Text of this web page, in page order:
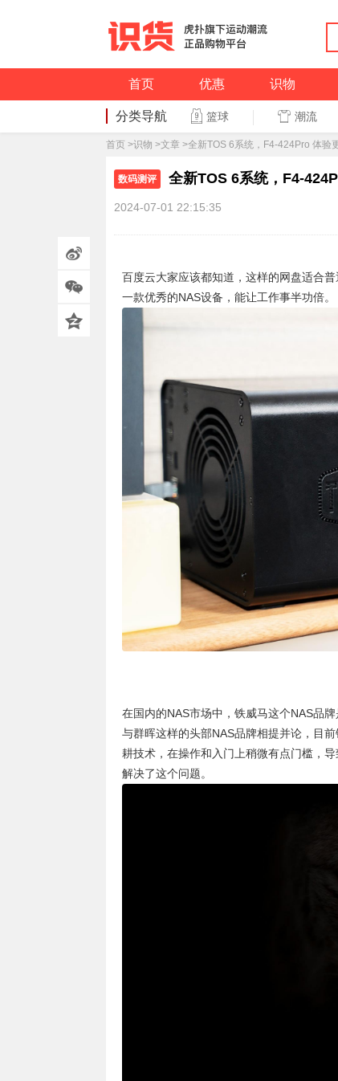
首页 优惠 识物
分类导航 篮球 潮流
首页 >识物 >文章 >全新TOS 6系统，F4-424Pro 体验
数码测评 全新TOS 6系统，F4-
2024-07-01 22:15:35
百度云大家应该都知道，这样的网盘适合
一款优秀的NAS设备，能让工作事半功倍。
在国内的NAS市场中，铁威马这个NAS品
与群晖这样的头部NAS品牌相提并论，目
耕技术，在操作和入门上稍微有点门槛，
解决了这个问题。